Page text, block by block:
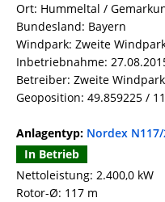
Ort: Hummeltal /
Bundesland: Bayern
Windpark: Zweite
Inbetriebnahme:
Betreiber: Zweite
Geoposition: 49.859225 /
Anlagentyp: Nordex
In Betrieb
Nettoleistung: 2.400,0 kW
Rotor-Ø: 117 m